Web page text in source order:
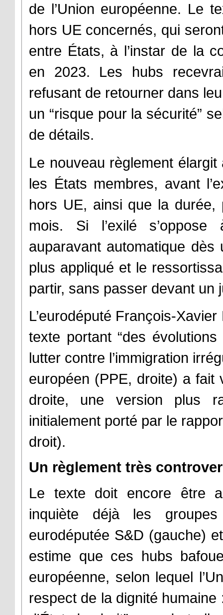
de l’Union européenne. Le
hors UE concernés, qui
entre États, à l’instar de la
en 2023. Les hubs
refusant de retourner dans
un “risque pour la sécurité”
de détails.
Le nouveau règlement
les États membres, avant
hors UE, ainsi que la durée,
mois. Si l’exilé
auparavant automatique dès
plus appliqué et le
partir, sans passer devant un
L’eurodéputé François-
texte portant “des
lutter contre l’immigration
européen (PPE, droite) a fait
droite, une version plus
initialement porté par le
droit).
Un règlement très
Le texte doit encore être
inquiète déjà les
eurodéputée S&D (gauche)
estime que ces hubs
européenne, selon lequel
respect de la dignité humaine